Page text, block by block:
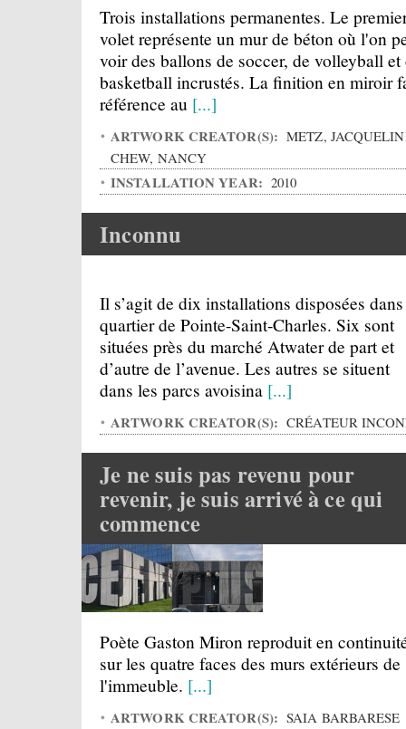
Trois installations permanentes. Le
volet représente un mur de béton où l'on
voir des ballons de soccer, de volleyball et
basketball incrustés. La finition en miroir
référence au [...]
ARTWORK CREATOR(S): METZ,
CHEW, NANCY
INSTALLATION YEAR: 2010
Inconnu
Il s’agit de dix installations disposées
quartier de Pointe-Saint-Charles. Six sont
situées près du marché Atwater de part et
d’autre de l’avenue. Les autres se situent
dans les parcs avoisina [...]
ARTWORK CREATOR(S): CRÉATEUR
Je ne suis pas revenu pour
revenir, je suis arrivé à ce qui
commence
Poète Gaston Miron reproduit en
sur les quatre faces des murs extérieurs de
l'immeuble. [...]
ARTWORK CREATOR(S): SAIA BARBARESE